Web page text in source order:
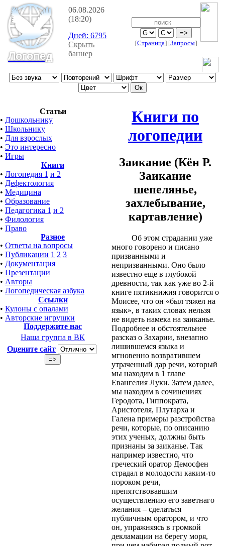
Логопед
06.08.2026
(18:20)
Дней:6795
Скрыть
баннер
[Страница] [Запросы]
Статьи
• Дошкольнику
• Школьнику
• Для взрослых
• Это интересно
• Игры
Книги
• Логопедия 1 и 2
• Дефектология
• Медицина
• Образование
• Педагогика 1 и 2
• Филология
• Право
Разное
• Ответы на вопросы
• Публикации 1 2 3
• Документация
• Презентации
• Авторы
• Логопедическая азбука
Ссылки
• Кулоны с опалами
• Авторские игрушки
Поддержите нас
Наша группа в ВК
Оцените сайт
Книги по
логопедии
Заикание (Кён Р.
Заикание
шепелянье,
захлебывание,
картавление)
Об этом страдании уже
много говорено и писано
призванными и
непризванными. Оно было
известно еще в глубокой
древности, так как уже во 2-й
книге пятикнижия говорится о
Моисее, что он «был тяжел на
язык», в таких словах нельзя
не видеть намека на заиканье.
Подробнее и обстоятельнее
разсказ о Захарии, внезапно
лишившемся языка и
мгновенно возвратившем
утраченный дар речи, который
мы находим в 1 главе
Евангелия Луки. Затем далее,
мы находим в сочинениях
Геродота, Гиппократа,
Аристотеля, Плутарха и
Галена примеры разстройства
речи, которые, по описанию
этих ученых, должны быть
признаны за заиканье. Так
например известно, что
греческий оратор Демосфен
страдал в молодости каким-то
пороком речи,
препятствовавшим
осуществлению его заветнаго
желания – сделаться
публичным оратором, и что
он, упражняясь в громкой
декламации на берегу моря,